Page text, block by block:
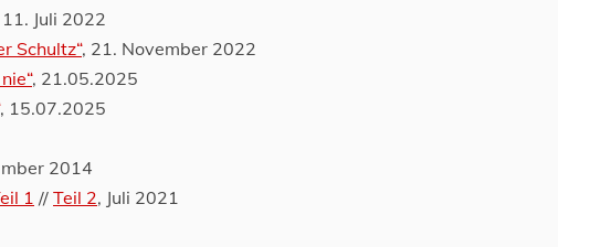
Juli 2022
Schultz“, 21. November 2022
, 21.05.2025
, 15.07.2025
2014
1 // Teil 2, Juli 2021